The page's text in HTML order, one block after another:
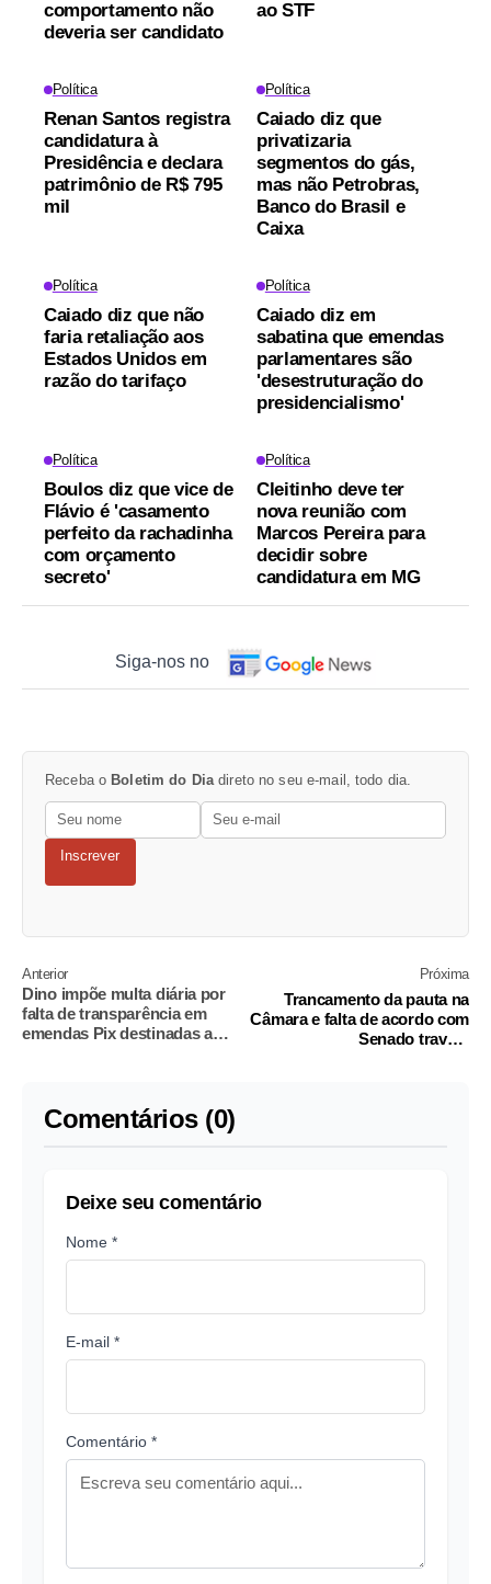
comportamento não
deveria ser candidato
ao STF
Política
Renan Santos registra
candidatura à
Presidência e declara
patrimônio de R$ 795
mil
Política
Caiado diz que
privatizaria
segmentos do gás,
mas não Petrobras,
Banco do Brasil e
Caixa
Política
Caiado diz que não
faria retaliação aos
Estados Unidos em
razão do tarifaço
Política
Caiado diz em
sabatina que emendas
parlamentares são
'desestruturação do
presidencialismo'
Política
Boulos diz que vice de
Flávio é 'casamento
perfeito da rachadinha
com orçamento
secreto'
Política
Cleitinho deve ter
nova reunião com
Marcos Pereira para
decidir sobre
candidatura em MG
Siga-nos no
Receba o Boletim do Diadireto no seu e-mail, todo dia.
Inscrever
Anterior
Dino impõe multa diária por
falta de transparência em
emendas Pix destinadas a
Próxima
Trancamento da pauta na
Câmara e falta de acordo com
Senado travam
Comentários (0)
Deixe seu comentário
Nome *
E-mail *
Comentário *